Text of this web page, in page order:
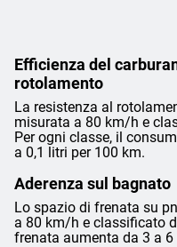
Efficienza del
rotolamento
La resistenza al
misurata a 80 km/h e
Per ogni classe, il
a 0,1 litri per 100 km.
Aderenza sul bagnato
Lo spazio di frenata su
a 80 km/h e classificato
frenata aumenta da 3 a